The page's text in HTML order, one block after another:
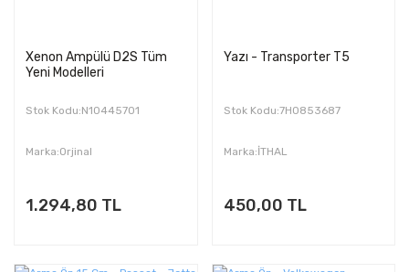
Xenon Ampülü D2S Tüm
Yeni Modelleri
Stok Kodu:N10445701
Marka:Orjinal
1.294,80 TL
Yazı - Transporter T5
Stok Kodu:7H0853687
Marka:İTHAL
450,00 TL